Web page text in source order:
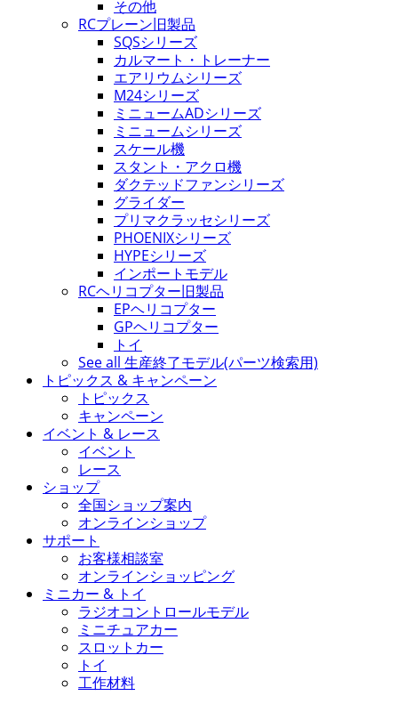
その他
RCプレーン旧製品
SQSシリーズ
カルマート・トレーナー
エアリウムシリーズ
M24シリーズ
ミニュームADシリーズ
ミニュームシリーズ
スケール機
スタント・アクロ機
ダクテッドファンシリーズ
グライダー
プリマクラッセシリーズ
PHOENIXシリーズ
HYPEシリーズ
インポートモデル
RCヘリコプター旧製品
EPヘリコプター
GPヘリコプター
トイ
See all 生産終了モデル(パーツ検索用)
トピックス & キャンペーン
トピックス
キャンペーン
イベント & レース
イベント
レース
ショップ
全国ショップ案内
オンラインショップ
サポート
お客様相談室
オンラインショッピング
ミニカー & トイ
ラジオコントロールモデル
ミニチュアカー
スロットカー
トイ
工作材料